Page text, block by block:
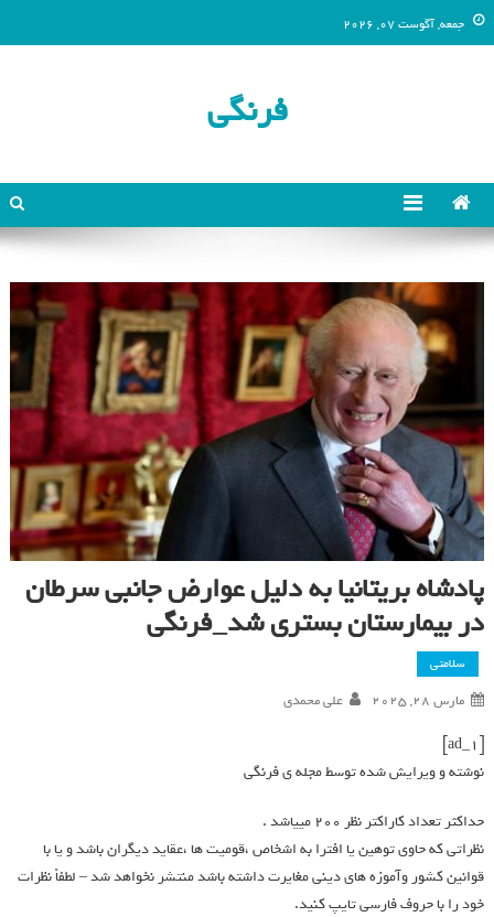
جمعه, آگوست 07, 2026
فرنگی
پادشاه بریتانیا به دلیل عوارض جانبی سرطان
در بیمارستان بستری شد_فرنگی
سلامتی
مارس 28, 2025 علی محمدی
نوشته و ویرایش شده توسط مجله ی فرنگی
حداکثر تعداد کاراکتر نظر 200 ميياشد .
نظراتی که حاوی توهین یا افترا به اشخاص ،قومیت ها ،عقاید دیگران باشد و یا با
قوانین کشور وآموزه های دینی مغایرت داشته باشد منتشر نخواهد شد – لطفاً نظرات
خود را با حروف فارسی تایپ کنید.